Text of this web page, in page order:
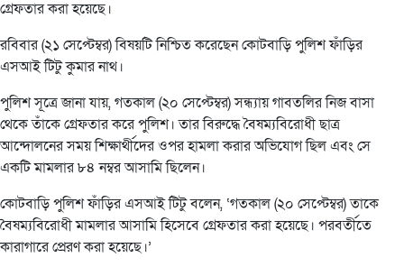
গ্রেফতার করা হয়েছে।
রবিবার (২১ সেপ্টেম্বর) বিষয়টি নিশ্চিত করেছেন কোটবাড়ি পুলিশ ফাঁড়ির
এসআই টিটু কুমার নাথ।
পুলিশ সূত্রে জানা যায়, গতকাল (২০ সেপ্টেম্বর) সন্ধ্যায় গাবতলির নিজ বাসা
থেকে তাঁকে গ্রেফতার করে পুলিশ। তার বিরুদ্ধে বৈষম্যবিরোধী ছাত্র
আন্দোলনের সময় শিক্ষার্থীদের ওপর হামলা করার অভিযোগ ছিল এবং সে
একটি মামলার ৮৪ নম্বর আসামি ছিলেন।
কোটবাড়ি পুলিশ ফাঁড়ির এসআই টিটু বলেন, ‘গতকাল (২০ সেপ্টেম্বর) তাকে
বৈষম্যবিরোধী মামলার আসামি হিসেবে গ্রেফতার করা হয়েছে। পরবর্তীতে
কারাগারে প্রেরণ করা হয়েছে।’